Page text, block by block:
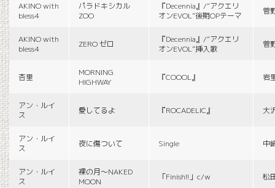
AKINO with
bless4
パラドキシカル
ZOO
『Decennia』/“アクエリ
オンEVOL”後期OPテーマ
菅
AKINO with
bless4
ZERO ゼロ
『Decennia』/“アクエリ
オンEVOL”挿入歌
菅
杏里
MORNING
HIGHWAY
『COOOL』 岩
アン・ルイ
ス
愛してるよ 『ROCADELIC』 大
アン・ルイ
ス
夜に傷ついて Single 中
アン・ルイ
ス
裸の月〜NAKED
MOON
「Finish!!」c/w 松